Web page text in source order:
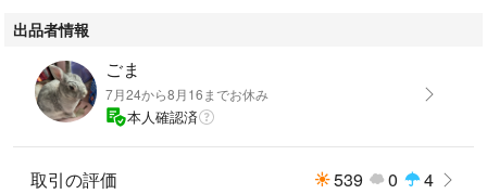
出品者情報
ごま
7月24から8月16までお休み
本人確認済
取引の評価 539 0 4